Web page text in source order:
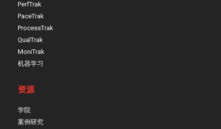
PerfTrak
PaceTrak
ProcessTrak
QualTrak
MoniTrak
机器学习
资源
学院
案例研究